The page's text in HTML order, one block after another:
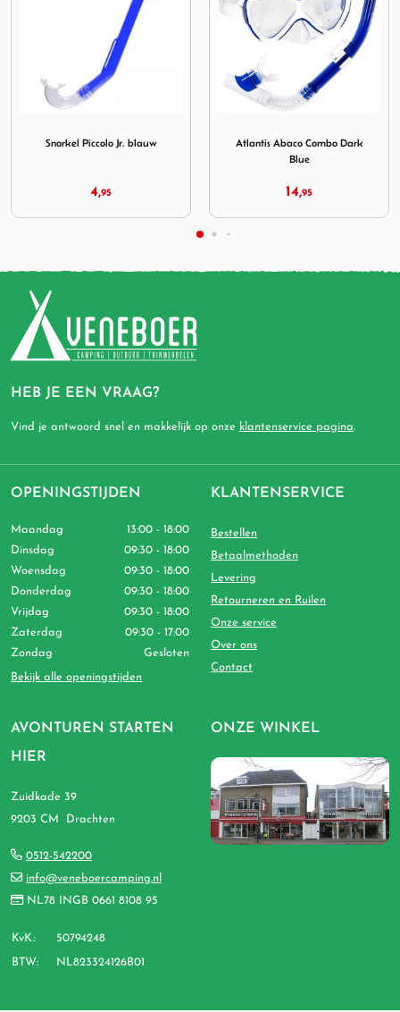
Atlantis Abaco Combo Dark
14,
Atlantis Borneo Combo
Turquiose Black
29,
HEB JE EEN VRAAG?
Vind je antwoord snel en makkelijk op onze klantenservice pagina.
AVONTUREN STARTEN
HIER
Zuidkade 39
9203 CM Drachten
0512-542200
info@veneboercamping.nl
NL78 INGB 0661 8108 95
KvK.: 50794248
BTW: NL823324126B01
OPENINGSTIJDEN
Maandag
13:00 - 18:00
Dinsdag
09:30 - 18:00
Woensdag
09:30 - 18:00
Donderdag
09:30 - 18:00
Vrijdag
09:30 - 18:00
Zaterdag
09:30 - 17:00
Zondag
Gesloten
Bekijk alle openingstijden
KLANTENSERVICE
Bestellen
Betaalmethoden
Levering
Retourneren en Ruilen
Onze service
Over ons
Contact
ONZE WINKEL